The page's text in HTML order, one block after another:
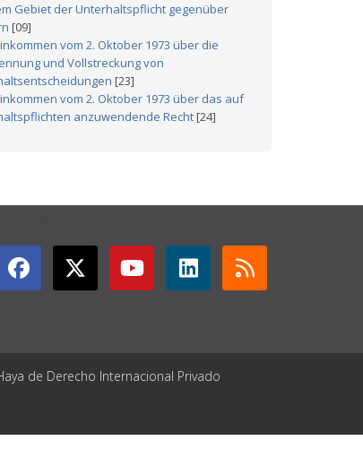
Gebiet der Unterhaltspflicht gegenüber
[09]
vom 2. Oktober 1973 über die
und Vollstreckung von
[23]
vom 2. Oktober 1973 über das auf
anzuwendende Recht[24]
de Derecho Internacional Privado